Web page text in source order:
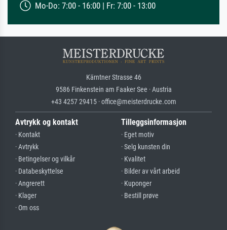
Mo-Do: 7:00 - 16:00 | Fr: 7:00 - 13:00
Kärntner Strasse 46
9586 Finkenstein am Faaker See · Austria
+43 4257 29415 · office@meisterdrucke.com
Avtrykk og kontakt
· Kontakt
· Avtrykk
· Betingelser og vilkår
· Databeskyttelse
· Angrerett
· Klager
· Om oss
Tilleggsinformasjon
· Eget motiv
· Selg kunsten din
· Kvalitet
· Bilder av vårt arbeid
· Kuponger
· Bestill prøve